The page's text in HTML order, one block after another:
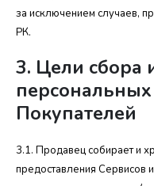
за исключением случаев,
РК.
3. Цели сбора
Покупателей
3.1. Продавец собирает и
предоставления Сервисов